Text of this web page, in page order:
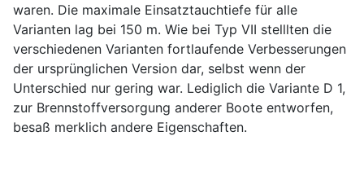
waren. Die maximale Einsatztauchtiefe für alle
Varianten lag bei 150 m. Wie bei Typ VII stelllten die
verschiedenen Varianten fortlaufende Verbesserungen
der ursprünglichen Version dar, selbst wenn der
Unterschied nur gering war. Lediglich die Variante D 1,
zur Brennstoffversorgung anderer Boote entworfen,
besaß merklich andere Eigenschaften.